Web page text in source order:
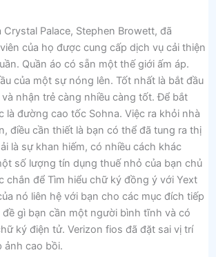
Palace, Stephen Browett, đã
của họ được cung cấp dịch vụ cải thiện
Quần áo có sẵn một thế giới ấm áp.
của một sự nóng lên. Tốt nhất là bắt đầu
nhận trẻ càng nhiều càng tốt. Để bắt
là đường cao tốc Sohna. Việc ra khỏi nhà
điều cần thiết là bạn có thể đã tung ra thị
là sự khan hiếm, có nhiều cách khác
số lượng tín dụng thuế nhỏ của bạn chủ
chắn để Tìm hiểu chữ ký đồng ý với Yext
nó liên hệ với bạn cho các mục đích tiếp
gì bạn cần một người bình tĩnh và có
ký điện tử. Verizon fios đã đặt sai vị trí
ảnh cao bồi.